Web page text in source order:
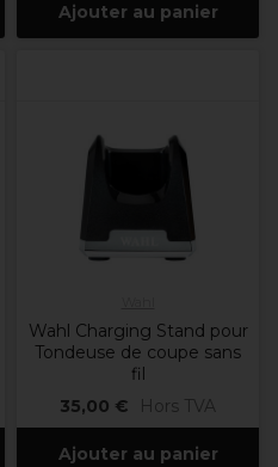
Ajouter au panier
Wahl Charging Stand pour
Tondeuse de coupe sans
fil
35,00 €
Hors TVA
Ajouter au panier